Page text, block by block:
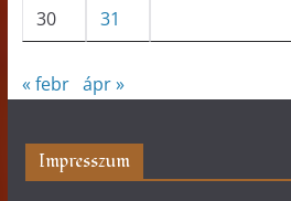
30
31
« febr ápr »
Impresszum